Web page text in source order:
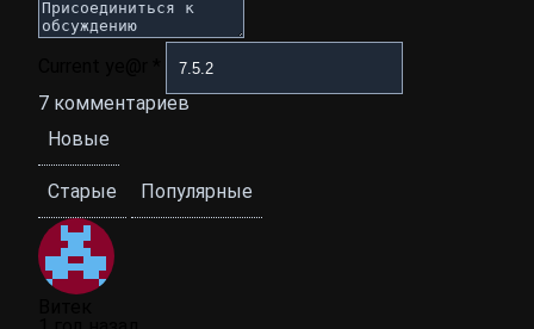
7 комментариев
Новые
Старые Популярные